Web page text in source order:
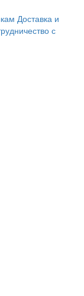
Доставка и
с